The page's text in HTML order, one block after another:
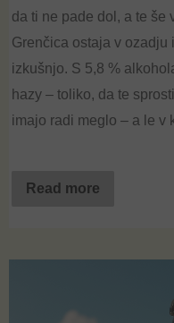
da ti ne pade dol, a te še
Grenčica ostaja v ozadju
izkušnjo. S 5,8 %
hazy – toliko, da te
imajo radi meglo – a le v
Read more